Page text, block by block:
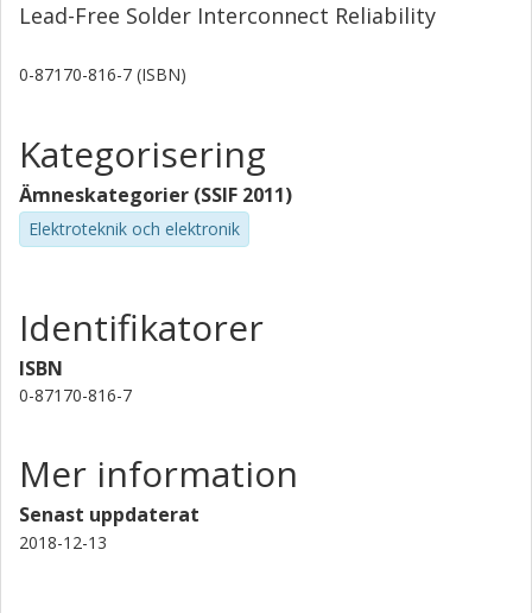
Lead-Free Solder Interconnect Reliability
0-87170-816-7 (ISBN)
Kategorisering
Ämneskategorier (SSIF 2011)
Elektroteknik och elektronik
Identifikatorer
ISBN
0-87170-816-7
Mer information
Senast uppdaterat
2018-12-13